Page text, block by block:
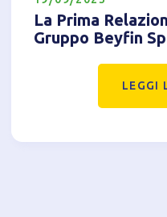
La Prima
Gruppo Beyfin
LEGGI